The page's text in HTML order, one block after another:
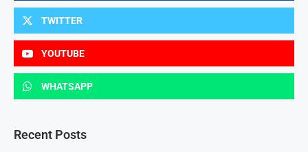
TWITTER
YOUTUBE
WHATSAPP
Recent Posts